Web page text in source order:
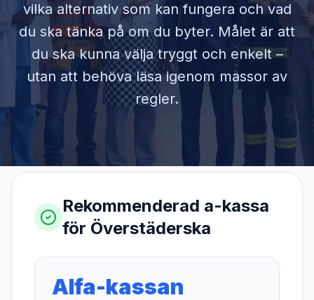
vilka alternativ som kan fungera och vad
du ska tänka på om du byter. Målet är att
du ska kunna välja tryggt och enkelt –
utan att behöva läsa igenom massor av
regler.
Rekommenderad a-kassa
för Överstäderska
Alfa-kassan